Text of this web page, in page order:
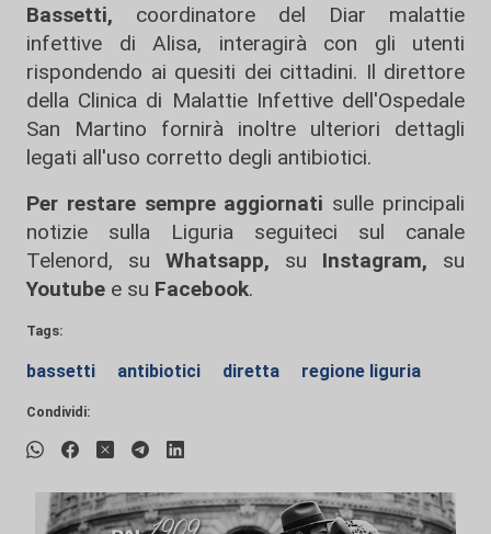
Bassetti, coordinatore del Diar malattie
infettive di Alisa, interagirà con gli utenti
rispondendo ai quesiti dei cittadini. Il direttore
della Clinica di Malattie Infettive dell'Ospedale
San Martino fornirà inoltre ulteriori dettagli
legati all'uso corretto degli antibiotici.
Per restare sempre aggiornati sulle principali
notizie sulla Liguria seguiteci sul canale
Telenord, su
Whatsapp, su Instagram, su
Youtube e su Facebook.
Tags:
bassetti antibiotici diretta regione liguria
Condividi: